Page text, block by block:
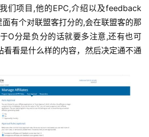
们项目,他的EPC,介绍以及feedback
有个对联盟客打分的,会在联盟客的那
O分是负分的话就要多注意,还有也可
看看是什么样的内容，然后决定通不通